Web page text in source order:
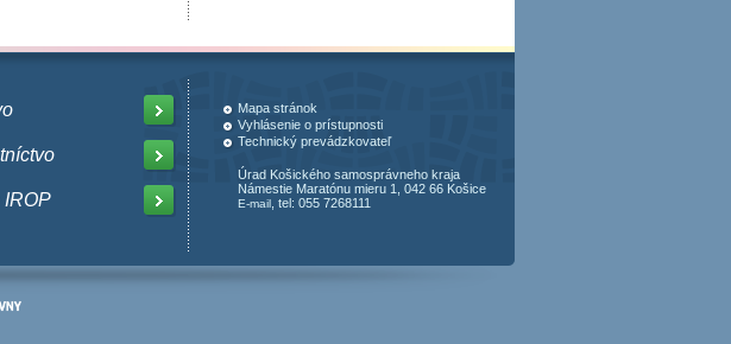
IROP
Mapa stránok
Vyhlásenie o prístupnosti
Technický prevádzkovateľ
Úrad Košického samosprávneho kraja
Námestie Maratónu mieru 1, 042 66 Košice
E-mail , tel: 055 7268111